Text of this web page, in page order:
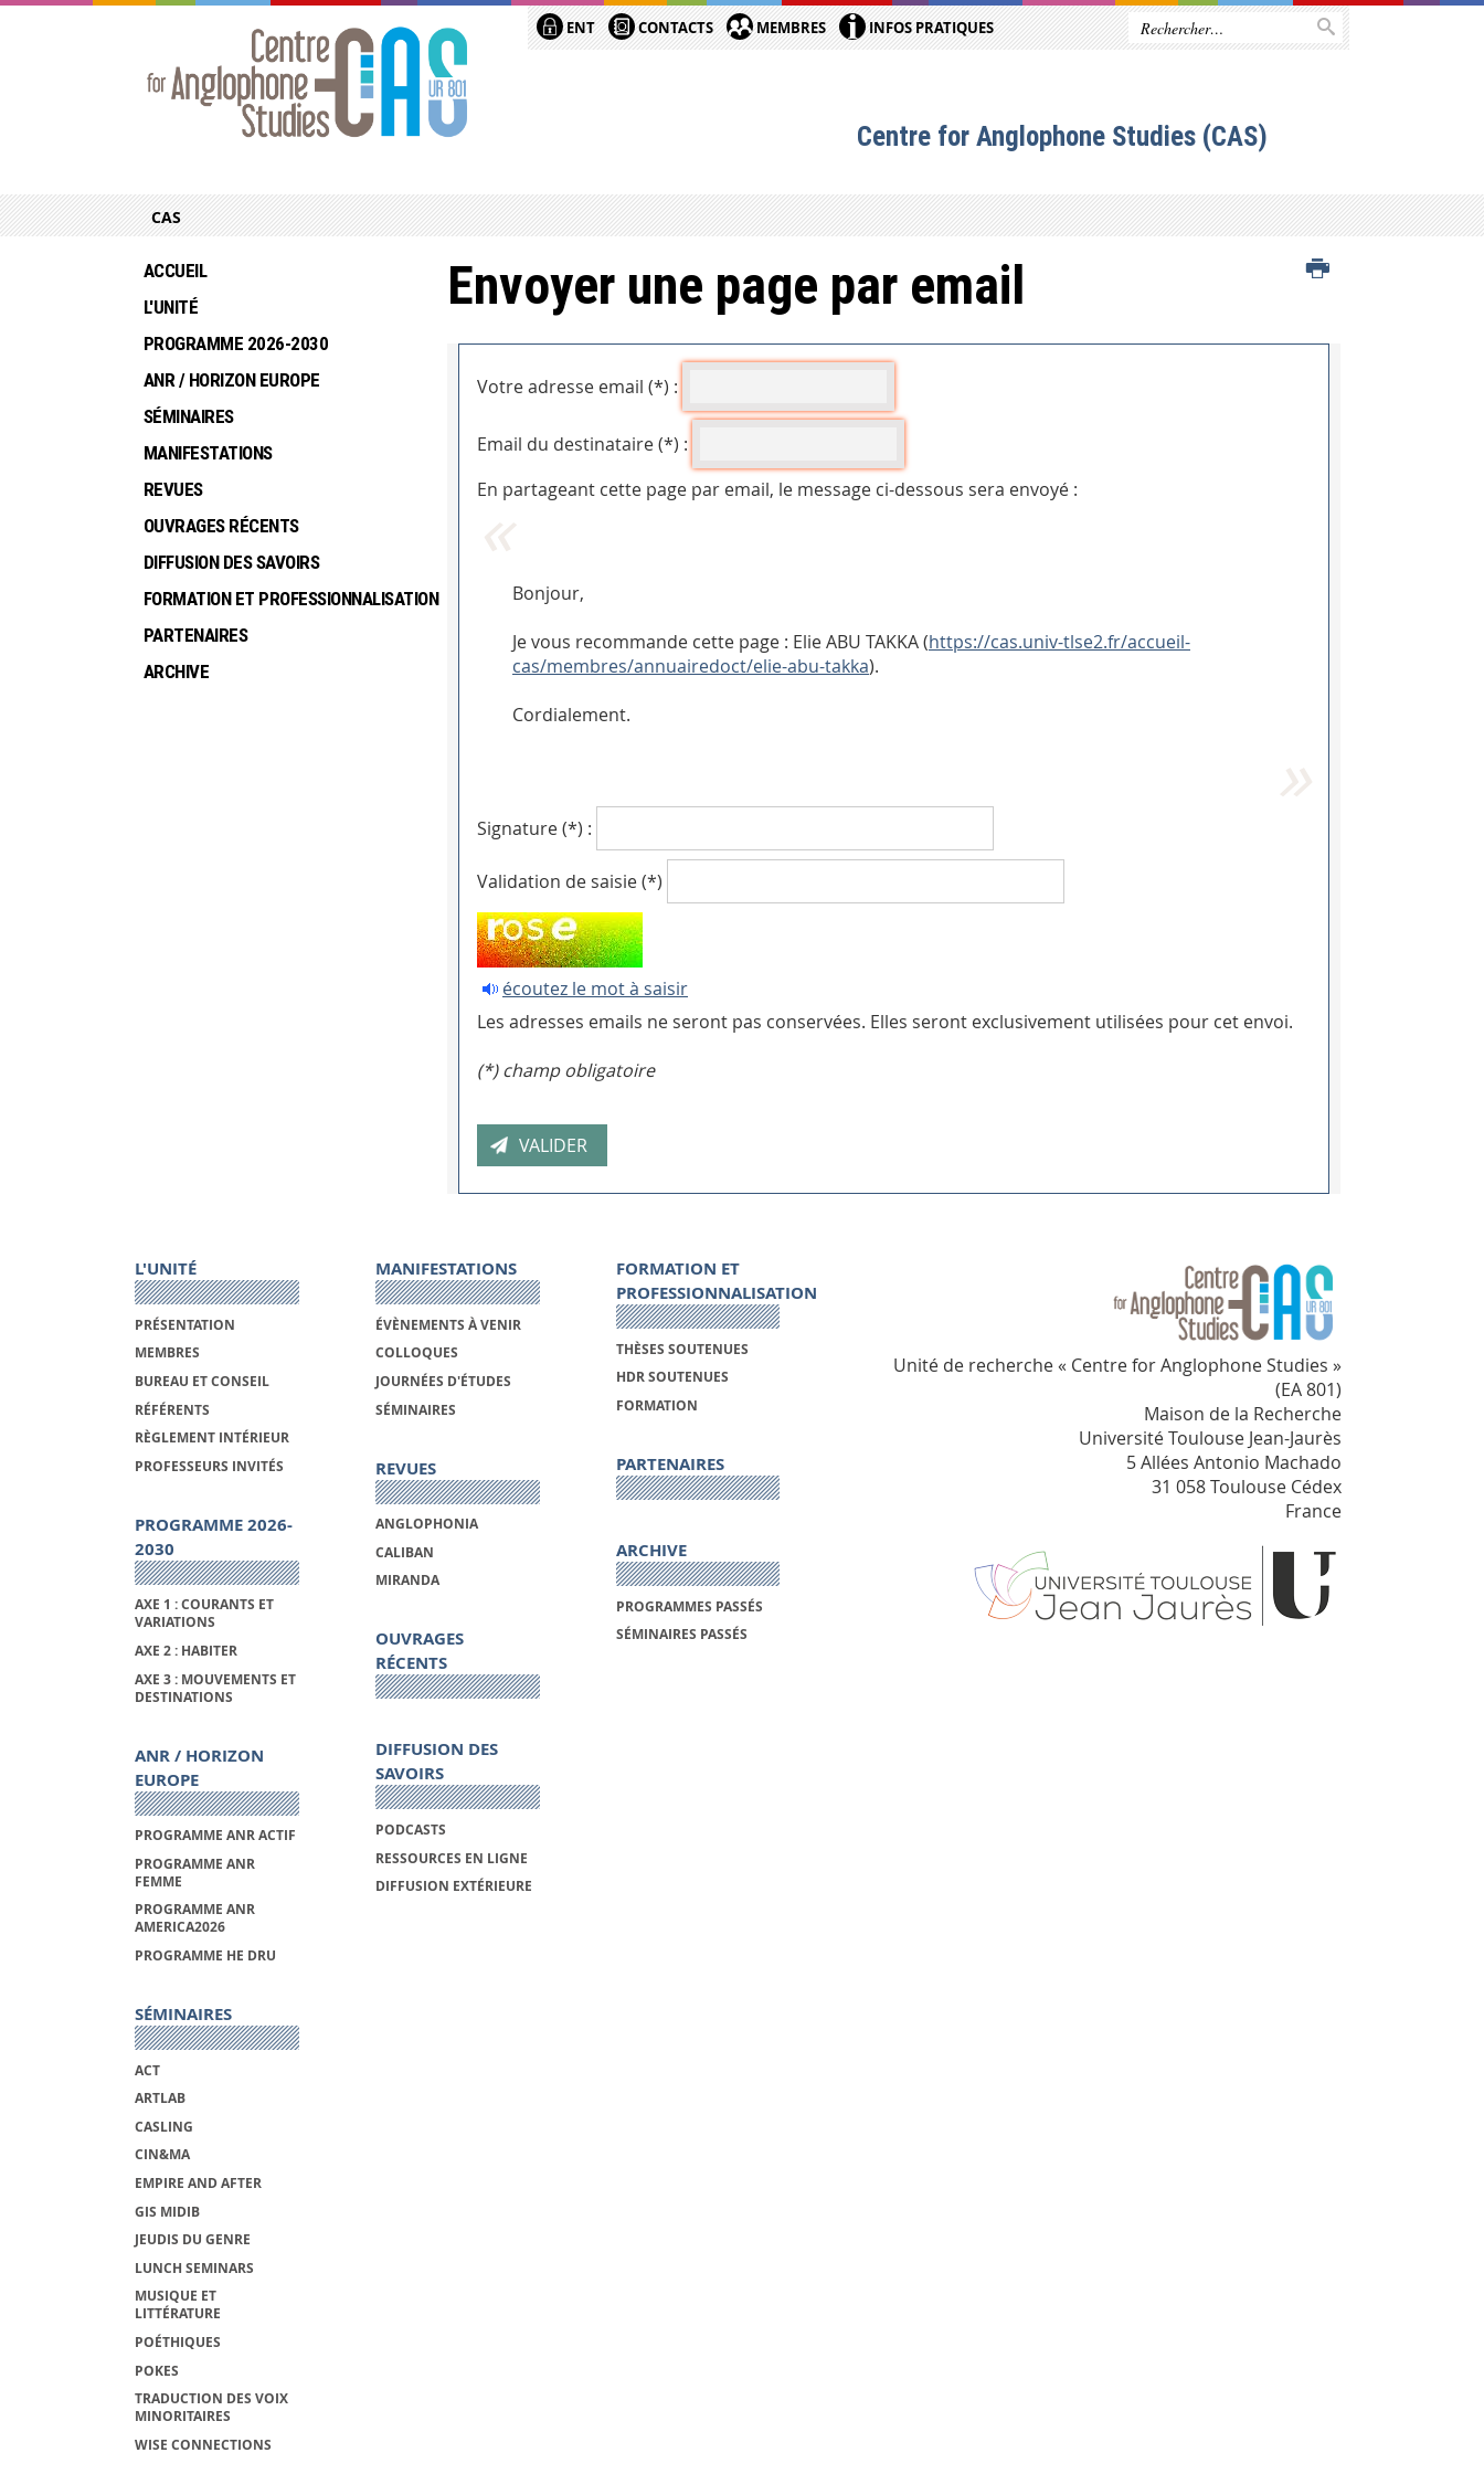
ENT CONTACTS MEMBRES INFOS PRATIQUES
Centre for Anglophone Studies (CAS)
CAS
Envoyer une page par email
Votre adresse email (*) :
Email du destinataire (*) :
En partageant cette page par email, le message ci-dessous sera envoyé :
Bonjour,
Je vous recommande cette page : Elie ABU TAKKA (https://cas.univ-tlse2.fr/accueil-
cas/membres/annuairedoct/elie-abu-takka).
Cordialement.
Signature (*) :
Validation de saisie (*)
écoutez le mot à saisir
Les adresses emails ne seront pas conservées. Elles seront exclusivement utilisées pour cet envoi.
(*) champ obligatoire
ACCUEIL
L'UNITÉ
PROGRAMME 2026-2030
ANR / HORIZON EUROPE
SÉMINAIRES
MANIFESTATIONS
REVUES
OUVRAGES RÉCENTS
DIFFUSION DES SAVOIRS
FORMATION ET PROFESSIONNALISATION
PARTENAIRES
ARCHIVE
L'UNITÉ
PRÉSENTATION
MEMBRES
BUREAU ET CONSEIL
RÉFÉRENTS
RÈGLEMENT INTÉRIEUR
PROFESSEURS INVITÉS
PROGRAMME 2026-
2030
AXE 1 : COURANTS ET
VARIATIONS
AXE 2 : HABITER
AXE 3 : MOUVEMENTS ET
DESTINATIONS
ANR / HORIZON
EUROPE
PROGRAMME ANR ACTIF
PROGRAMME ANR
FEMME
PROGRAMME ANR
AMERICA2026
PROGRAMME HE DRU
SÉMINAIRES
ACT
ARTLAB
CASLING
CIN&MA
EMPIRE AND AFTER
GIS MIDIB
JEUDIS DU GENRE
LUNCH SEMINARS
MUSIQUE ET
LITTÉRATURE
POÉTHIQUES
POKES
TRADUCTION DES VOIX
MINORITAIRES
WISE CONNECTIONS
MANIFESTATIONS
ÉVÈNEMENTS À VENIR
COLLOQUES
JOURNÉES D'ÉTUDES
SÉMINAIRES
REVUES
ANGLOPHONIA
CALIBAN
MIRANDA
OUVRAGES
RÉCENTS
DIFFUSION DES
SAVOIRS
PODCASTS
RESSOURCES EN LIGNE
DIFFUSION EXTÉRIEURE
FORMATION ET
PROFESSIONNALISATION
THÈSES SOUTENUES
HDR SOUTENUES
FORMATION
PARTENAIRES
ARCHIVE
PROGRAMMES PASSÉS
SÉMINAIRES PASSÉS
Unité de recherche « Centre for Anglophone Studies »
(EA 801)
Maison de la Recherche
Université Toulouse Jean-Jaurès
5 Allées Antonio Machado
31 058 Toulouse Cédex
France